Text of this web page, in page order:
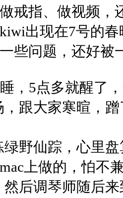
戒指、做视频，
出现在7号的春
些问题，还好被
，5点多就醒了
，跟大家寒暄，
绿野仙踪，心里
上做的，怕不
然后调琴师随后